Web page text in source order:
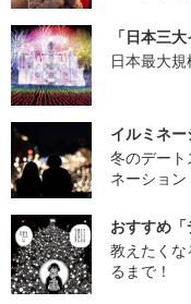
「日本三
日本最大
イルミネー
冬のデート
ネーション
おすすめ
教えたく
るまで！